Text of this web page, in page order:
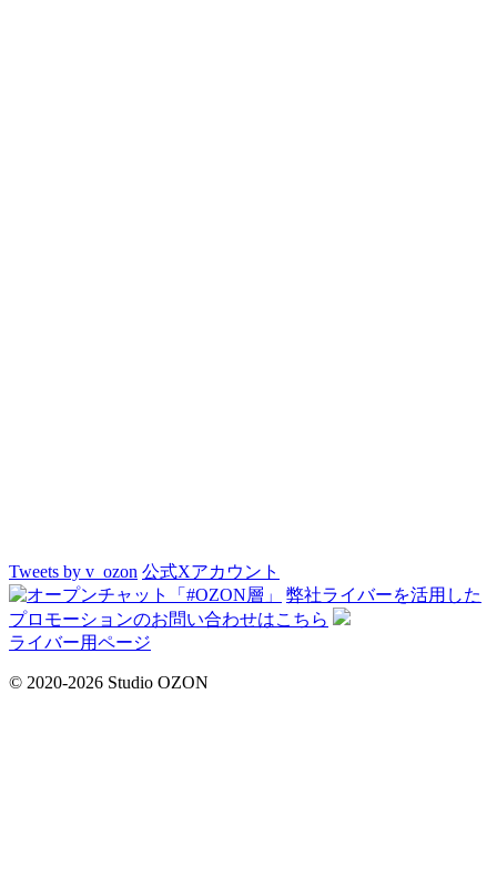
Tweets by v_ozon 公式Xアカウント
弊社ライバーを活用した
プロモーションのお問い合わせはこちら
ライバー用ページ
© 2020-2026 Studio OZON